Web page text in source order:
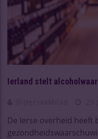
Ierland stelt
De Ierse overheid heeft